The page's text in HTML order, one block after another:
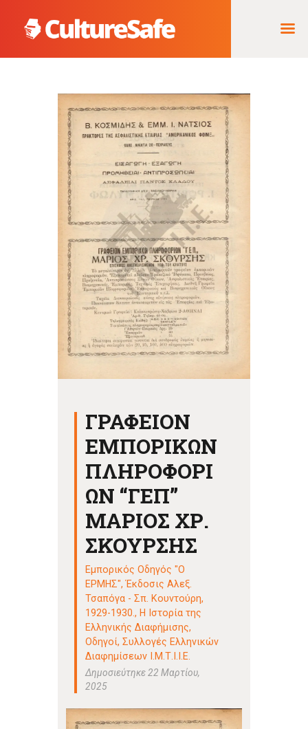
ΑΡΧΙΚΉ
ΦΟΡΈΑΣ ΥΛΟΠΟΊΗΣΗΣ
& ΈΡΓΑ
ΘΗΣΑΥΡΌΣ
ΤΕΚΜΗΡΊΩΝ
ΓΡΑΦΕΙΟΝ
ΕΜΠΟΡΙΚΩΝ
ΠΛΗΡΟΦΟΡΙ
ΩΝ “ΓΕΠ”
ΜΑΡΙΟΣ ΧΡ.
ΣΚΟΥΡΣΗΣ
Εμπορικός Οδηγός "Ο
ΕΡΜΗΣ", Έκδοσις Αλεξ.
Τσαπόγα - Σπ. Κουντούρη,
1929-1930., Η Ιστορία της
Ελληνικής Διαφήμισης,
Οδηγοί,Συλλογές Ελληνικών
Διαφημίσεων Ι.Μ.Τ.Ι.Ι.Ε.
Δημοσιεύτηκε 22 Μαρτίου,
2025